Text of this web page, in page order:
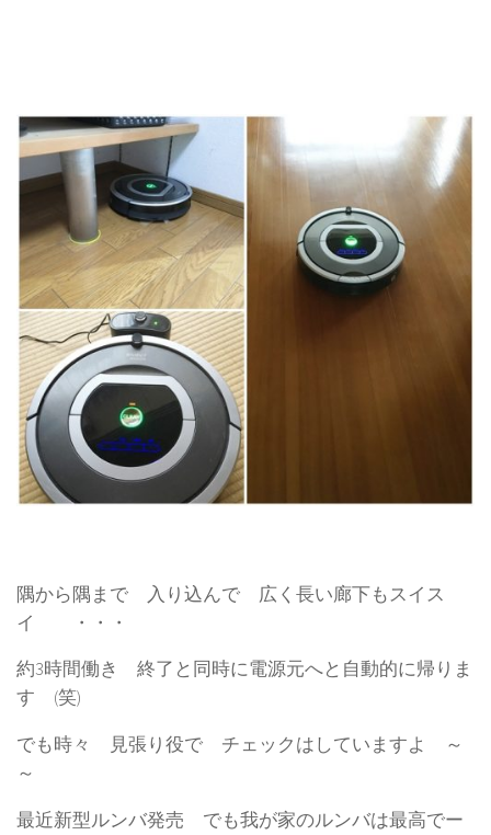
隅から隅まで 入り込んで 広く長い廊下もスイス
イ ・・・
約3時間働き 終了と同時に電源元へと自動的に帰りま
す (笑)
でも時々 見張り役で チェックはしていますよ ～
～
最近新型ルンバ発売 でも我が家のルンバは最高でー